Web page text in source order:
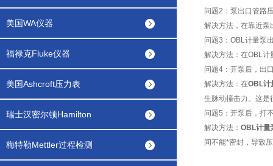
美国WA仪器
福禄克Fluke仪器
美国Ashcroft压力表
瑞士汉密尔顿Hamilton
梅特勒Mettler过程检测
问题2：泵出口管路
解决方法，在靠近泵
问题3：OBL计量泵
解决方法：在OBL计
问题4：开泵后，出
解决方法：在OBL计
生脉动撞击力。这是
问题5：开泵后，打
解决方法： OBL计量
间不能*密封，导致